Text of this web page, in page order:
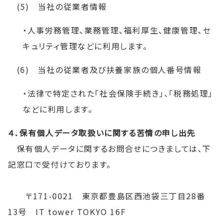
(5) 当社の従業者情報
・人事労務管理、業務管理、福利厚生、健康管理、セ
キュリティ管理などに利用します。
(6) 当社の従業者及び扶養家族の個人番号情報
・法律で特定された「社会保険手続き」、「税務処理」
などに利用します。
４．保有個人データ取扱いに関する苦情の申し出先
保有個人データに関するお問合せにつきましては、下
記窓口で受付けております。
〒171-0021 東京都豊島区西池袋三丁目28番
13号 IT tower TOKYO 16F